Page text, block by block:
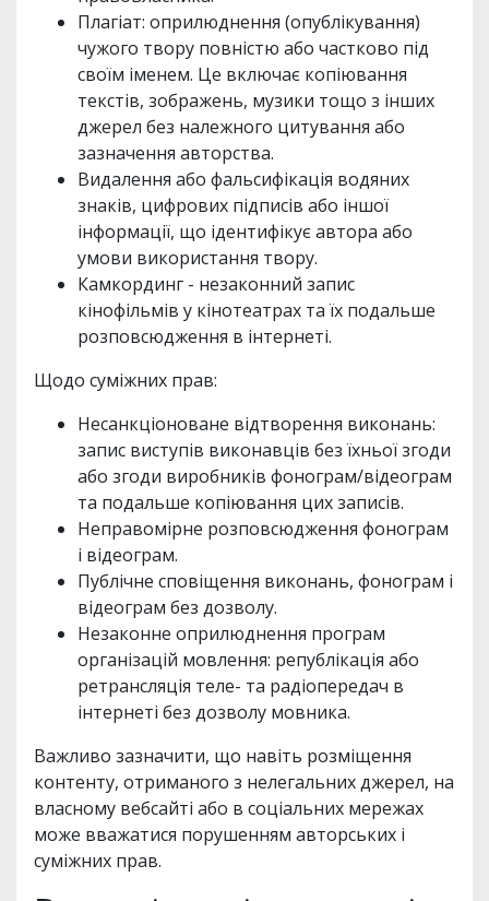
Плагіат: оприлюднення (опублікування)
чужого твору повністю або частково під
своїм іменем. Це включає копіювання
текстів, зображень, музики тощо з інших
джерел без належного цитування або
зазначення авторства.
Видалення або фальсифікація водяних
знаків, цифрових підписів або іншої
інформації, що ідентифікує автора або
умови використання твору.
Камкординг - незаконний запис
кінофільмів у кінотеатрах та їх подальше
розповсюдження в інтернеті.
Щодо суміжних прав:
Несанкціоноване відтворення виконань:
запис виступів виконавців без їхньої згоди
або згоди виробників фонограм/відеограм
та подальше копіювання цих записів.
Неправомірне розповсюдження фонограм
і відеограм.
Публічне сповіщення виконань, фонограм і
відеограм без дозволу.
Незаконне оприлюднення програм
організацій мовлення: републікація або
ретрансляція теле- та радіопередач в
інтернеті без дозволу мовника.
Важливо зазначити, що навіть розміщення
контенту, отриманого з нелегальних джерел, на
власному вебсайті або в соціальних мережах
може вважатися порушенням авторських і
суміжних прав.